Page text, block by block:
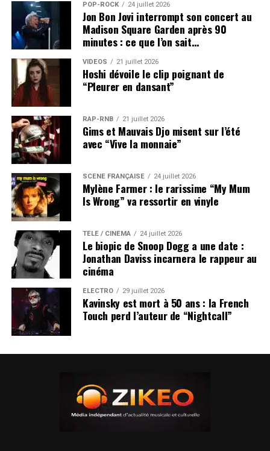
POP-ROCK 24 juillet 2026
Jon Bon Jovi interrompt son concert au
Madison Square Garden après 90
minutes : ce que l’on sait…
VIDEOS 21 juillet 2026
Hoshi dévoile le clip poignant de
“Pleurer en dansant”
RAP-RNB 21 juillet 2026
Gims et Mauvais Djo misent sur l’été
avec “Vive la monnaie”
SCÈNE FRANÇAISE 24 juillet 2026
Mylène Farmer : le rarissime “My Mum
Is Wrong” va ressortir en vinyle
TÉLÉ / CINÉMA 24 juillet 2026
Le biopic de Snoop Dogg a une date :
Jonathan Daviss incarnera le rappeur au
cinéma
ÉLECTRO 29 juillet 2026
Kavinsky est mort à 50 ans : la French
Touch perd l’auteur de “Nightcall”